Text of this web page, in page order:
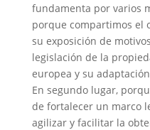
fundamenta por varios
porque compartimos el
su exposición de
legislación de la
europea y su
En segundo lugar,
de fortalecer un marco
agilizar y facilitar la